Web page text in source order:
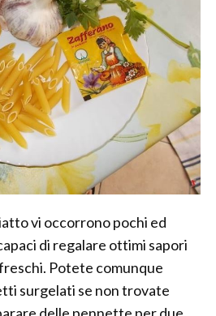
vi occorrono pochi ed
di regalare ottimi sapori
Potete comunque
surgelati se non trovate